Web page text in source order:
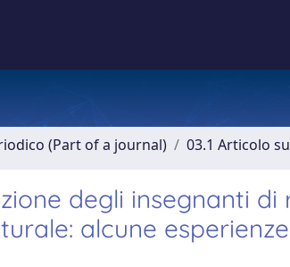
(Part of a journal) 03.1 Articolo
degli insegnanti
alcune